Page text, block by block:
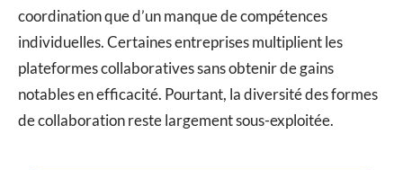
coordination que d’un manque de compétences
individuelles. Certaines entreprises multiplient les
plateformes collaboratives sans obtenir de gains
notables en efficacité. Pourtant, la diversité des formes
de collaboration reste largement sous-exploitée.